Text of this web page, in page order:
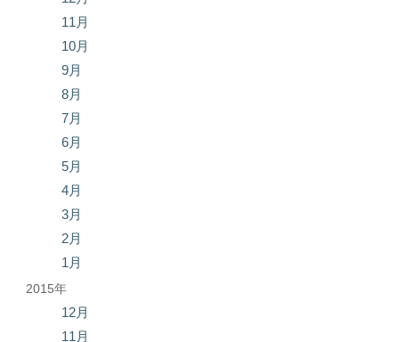
11月
10月
9月
8月
7月
6月
5月
4月
3月
2月
1月
2015年
12月
11月